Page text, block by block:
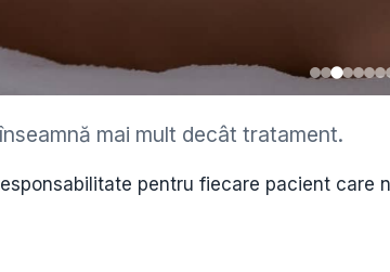
mai mult decât tratament.
pentru fiecare pacient care